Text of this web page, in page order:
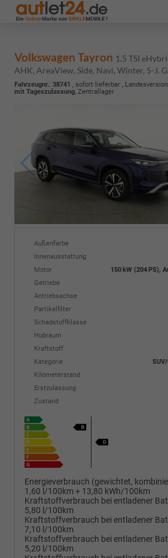
Volkswagen Tayron 1.5 TSI
AHK, AreaView, Side, Navi, Winter, 5-J.
Fahrzeugnr.: 38741 , sofort lieferbar ,
mit Tageszulassung, Zentrallager
Außenfarbe
Innenausstattung
Motor
150 kW (204 PS),
Getriebe
Antriebsachse
Partikelfilter
Schadstoffklasse
Hubraum
Kraftstoff
Kategorie
Kilometerstand
Erstzulassung
Zustand
Energieverbrauch (gewichtet,
1,60 l/100km + 13,80 kWh/100km
Kraftstoffverbrauch bei entladener
5,80 l/100km
Kraftstoffverbrauch bei entladener
7,10 l/100km
Kraftstoffverbrauch bei entladener
5,20 l/100km